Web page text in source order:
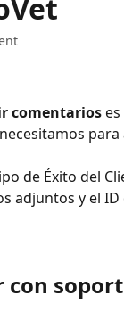
comentarios
para
de Éxito del
adjuntos y el